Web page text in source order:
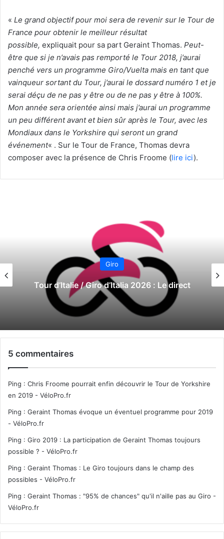
« Le grand objectif pour moi sera de revenir sur le Tour de
France pour obtenir le meilleur résultat
possible, expliquait pour sa part Geraint Thomas. Peut-
être que si je n’avais pas remporté le Tour 2018, j’aurai
penché vers un programme Giro/Vuelta mais en tant que
vainqueur sortant du Tour, j’aurai le dossard numéro 1 et je
serai déçu de ne pas y être ou de ne pas y être à 100%.
Mon année sera orientée ainsi mais j’aurai un programme
un peu différent avant et bien sûr après le Tour, avec les
Mondiaux dans le Yorkshire qui seront un grand
événement« . Sur le Tour de France, Thomas devra
composer avec la présence de Chris Froome (lire ici).
Giro
Tour d’Italie / Giro d’Italia 2026 : Le direct
5 commentaires
Ping : Chris Froome pourrait enfin découvrir le Tour de Yorkshire
en 2019 - VéloPro.fr
Ping : Geraint Thomas évoque un éventuel programme pour 2019
- VéloPro.fr
Ping : Giro 2019 : La participation de Geraint Thomas toujours
possible ? - VéloPro.fr
Ping : Geraint Thomas : Le Giro toujours dans le champ des
possibles - VéloPro.fr
Ping : Geraint Thomas : "95% de chances" qu'il n'aille pas au Giro -
VéloPro.fr